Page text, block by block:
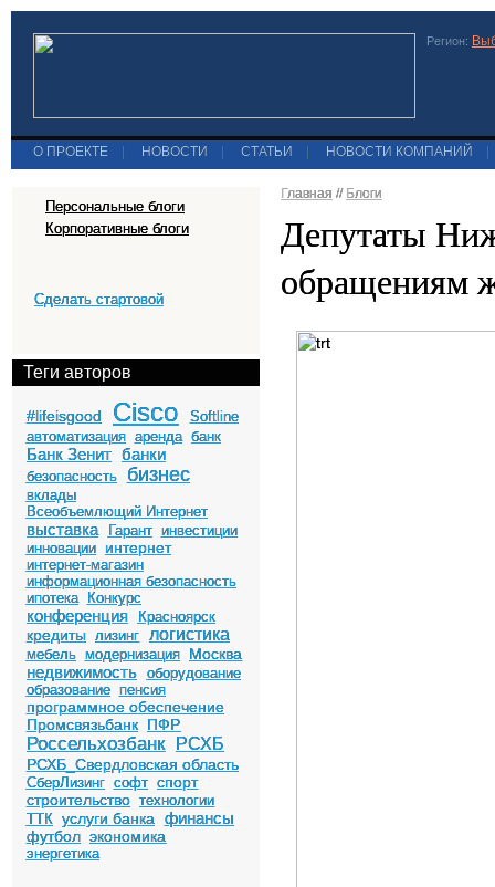
Регион:
О ПРОЕКТЕ НОВОСТИ СТАТЬИ НОВОСТИ КОМПАНИЙ
Персональные блоги
Корпоративные блоги
Сделать стартовой
Теги авторов
#lifeisgood Cisco
Softline
автоматизация аренда банк
Банк Зенит банки
безопасность бизнес
вклады
Всеобъемлющий Интернет
выставка Гарант инвестиции
инновации
интернет
интернет-магазин
информационная безопасность
ипотека
Конкурс
конференция Красноярск
кредиты лизинг логистика
мебель модернизация Москва
недвижимость оборудование
образование пенсия
программное обеспечение
Промсвязьбанк ПФР
Россельхозбанк РСХБ
РСХБ_Свердловская область
СберЛизинг софт спорт
строительство технологии
ТТК услуги банка финансы
футбол экономика
энергетика
Главная // Блоги
Депутаты
обращениям